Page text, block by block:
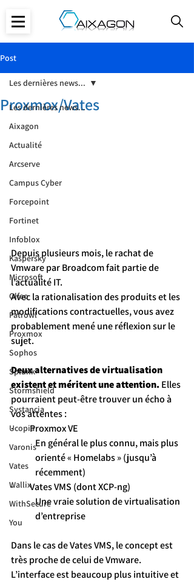
Post
Les dernières news...
Aixagon
Actualité
Arcserve
Campus Cyber
Forcepoint
Fortinet
Infoblox
Kaspersky
Microsoft
Olfeo
Patrowl
Proxmox
Sophos
Splunk
Stormshield
Systancia
Ucopia
Varonis
Vates
Wallix
WithSecure
You
Les dernières news...
Proxmox/Vates
Depuis plusieurs mois, le rachat de
Vmware par Broadcom fait partie de
l’actualité IT.
Avec la rationalisation des produits et les
modifications contractuelles, vous avez
probablement mené une réflexion sur le
sujet.
Deux alternatives de virtualisation
existent et méritent une attention. Elles
pourraient peut-être trouver un écho à
vos attentes :
·         Proxmox VE
En général le plus connu, mais plus
orienté « Homelabs » (jusqu’à
récemment)
·         Vates VMS (dont XCP-ng)
Une vraie solution de virtualisation
d’entreprise
Dans le cas de Vates VMS, le concept est
très proche de celui de Vmware.
L’interface est beaucoup plus intuitive et